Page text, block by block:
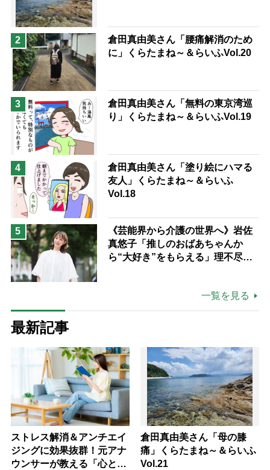
兄がボケました
予防法
2
倉田真由美さん「腰痛解消のため
に」くらたまね～＆らいふVol.20
3
倉田真由美さん「無料の東京湾巡
り」くらたまね～＆らいふVol.19
4
倉田真由美さん「塗り絵にハマる
友人」くらたまね～＆らいふ
Vol.18
5
《芸能界から介護の世界へ》岩佐
真悠子「推しのおばあちゃんか
ら“大好き”をもらえる」理不尽さ
一覧を見る
最新記事
ストレス解消＆アンチエイ
ジングに効果抜群！元アナ
ウンサーが教える「心と体
倉田真由美さん「母の膝
痛」くらたまね～＆らいふ
Vol.21